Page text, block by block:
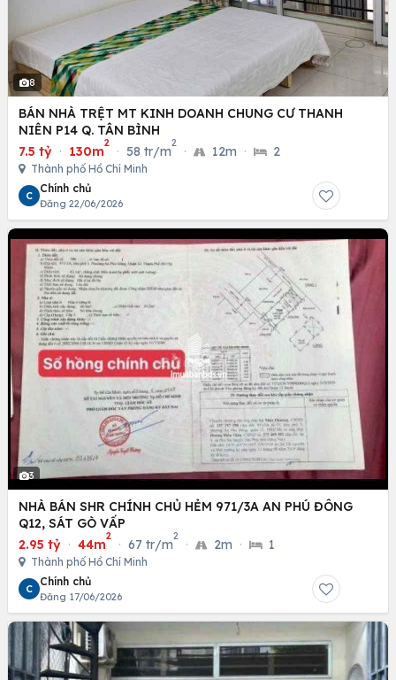
8
BÁN NHÀ TRỆT MT KINH DOANH CHUNG CƯ THANH
NIÊN P14 Q. TÂN BÌNH
7.5 tỷ · 130m
2
· 58 tr/m
2
· 12m · 2
Thành phố Hồ Chí Minh
C
Chính chủ
Đăng 22/06/2026
3
NHÀ BÁN SHR CHÍNH CHỦ HẺM 971/3A AN PHÚ ĐÔNG
Q12, SÁT GÒ VẤP
2.95 tỷ · 44m
2
· 67 tr/m
2
· 2m · 1
Thành phố Hồ Chí Minh
C
Chính chủ
Đăng 17/06/2026